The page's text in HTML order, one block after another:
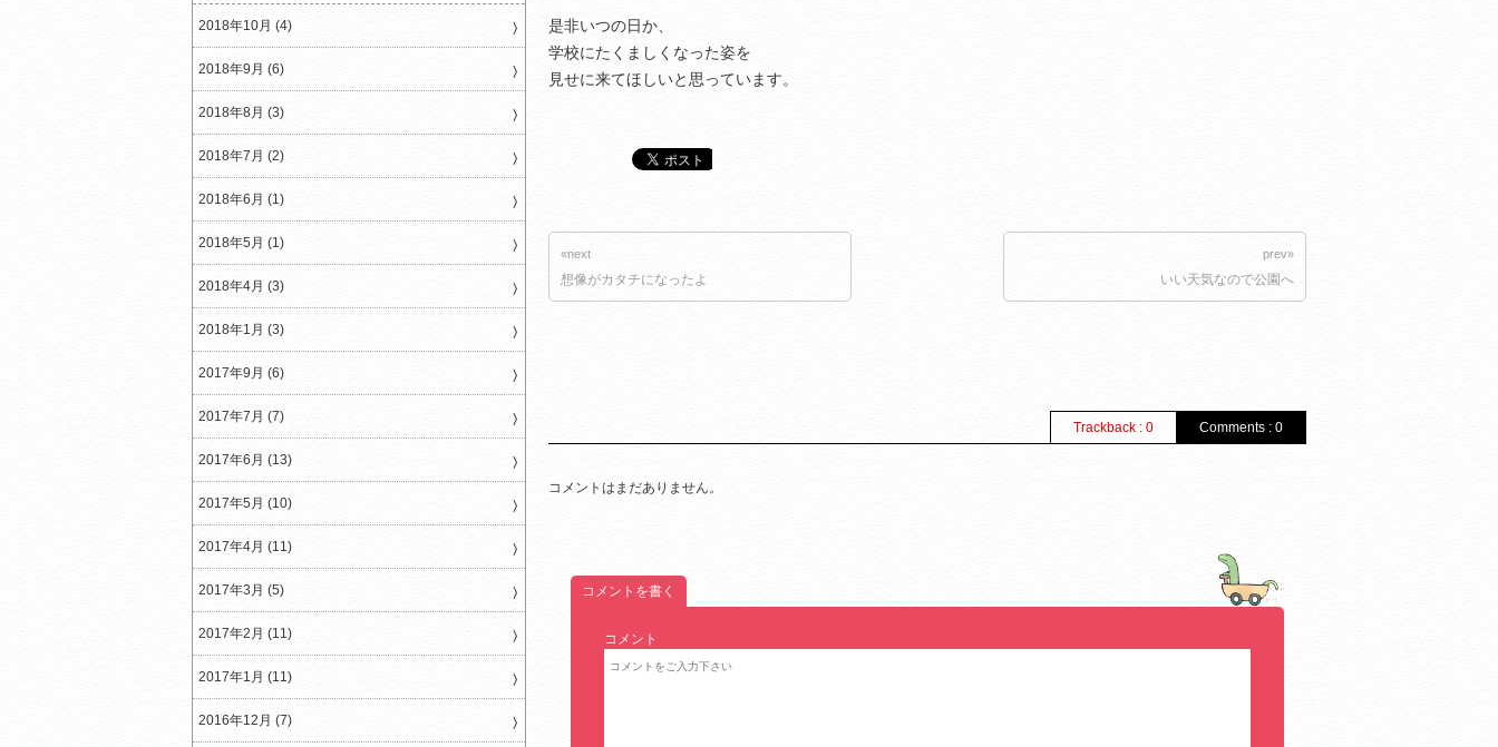
是非いつの日か、
学校にたくましくなった姿を
見せに来てほしいと思っています。
«next
想像がカタチになったよ
prev»
いい天気なので公園へ
Comments : 0
Trackback : 0
コメントはまだありません。
コメントを書く
コメント
2018年10月 (4)
2018年9月 (6)
2018年8月 (3)
2018年7月 (2)
2018年6月 (1)
2018年5月 (1)
2018年4月 (3)
2018年1月 (3)
2017年9月 (6)
2017年7月 (7)
2017年6月 (13)
2017年5月 (10)
2017年4月 (11)
2017年3月 (5)
2017年2月 (11)
2017年1月 (11)
2016年12月 (7)